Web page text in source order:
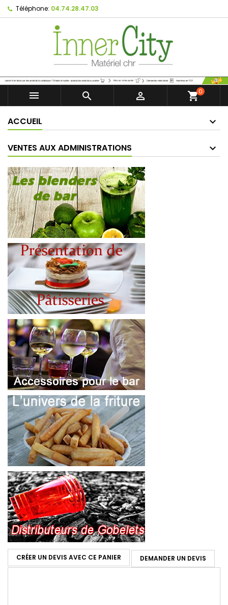
Téléphone: 04.74.28.47.03
   shopping_cart0
ACCUEIL
VENTES AUX ADMINISTRATIONS
CRÉER UN DEVIS AVEC CE PANIER DEMANDER UN DEVIS